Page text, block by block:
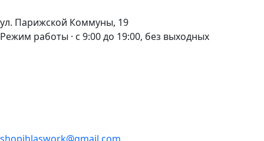
ул. Парижской Коммуны, 19
Режим работы · с 9:00 до 19:00, без выходных